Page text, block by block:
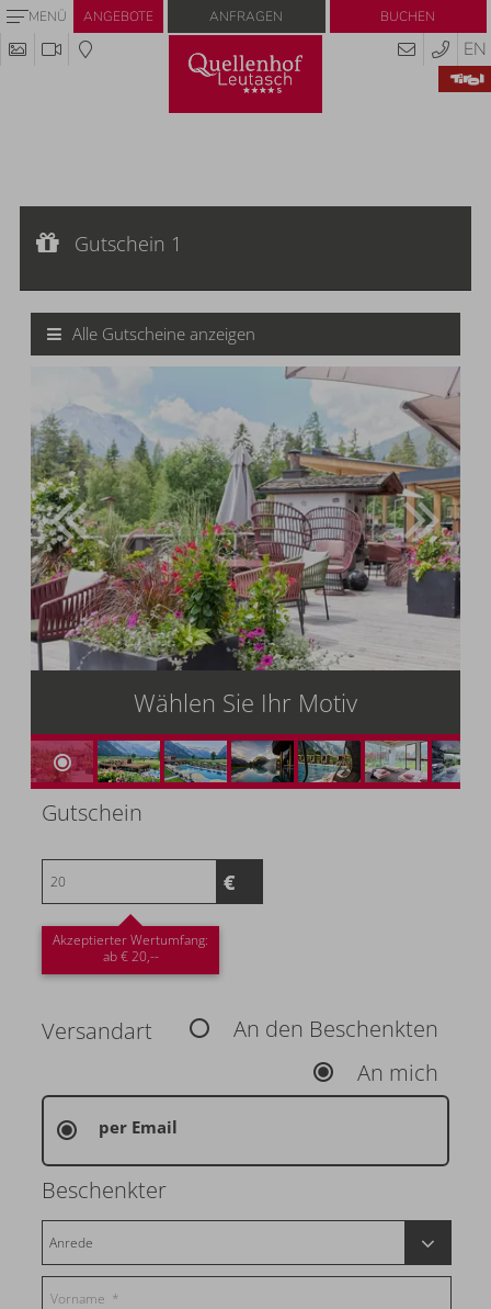
MENÜ ANGEBOTE Buchen
Anfragen
EN
Gutscheinwert:
Gutschein 1
Alle Gutscheine anzeigen
Wählen Sie Ihr Motiv
Gutschein
Akzeptierter Wertumfang:
ab € 20,--
Versandart
An den Beschenkten
An mich
per Email
Beschenkter